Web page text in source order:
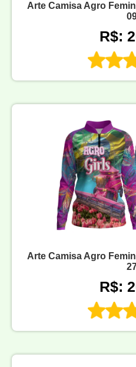
Arte Camisa Agro
R$:
Arte Camisa Agro
R$: